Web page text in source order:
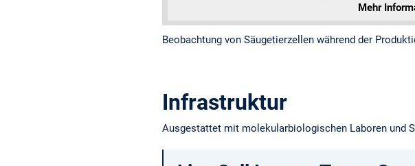
Mehr
Beobachtung von Säugetierzellen während der
Infrastruktur
Ausgestattet mit molekularbiologischen Laboren und